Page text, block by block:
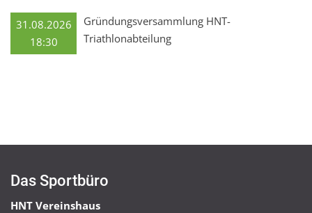
31.08.2026
18:30
Gründungsversammlung HNT-
Triathlonabteilung
Das Sportbüro
HNT Vereinshaus